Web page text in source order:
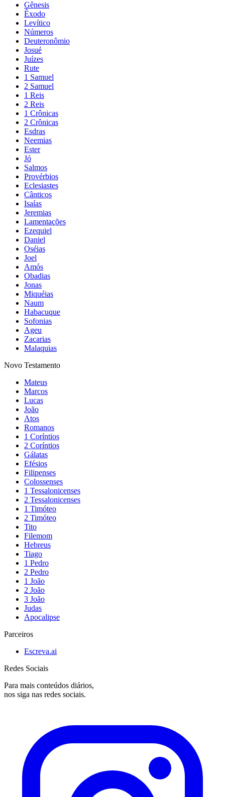
Gênesis
Êxodo
Levítico
Números
Deuteronômio
Josué
Juízes
Rute
1 Samuel
2 Samuel
1 Reis
2 Reis
1 Crônicas
2 Crônicas
Esdras
Neemias
Ester
Jó
Salmos
Provérbios
Eclesiastes
Cânticos
Isaías
Jeremias
Lamentações
Ezequiel
Daniel
Oséias
Joel
Amós
Obadias
Jonas
Miquéias
Naum
Habacuque
Sofonias
Ageu
Zacarias
Malaquias
Novo Testamento
Mateus
Marcos
Lucas
João
Atos
Romanos
1 Coríntios
2 Coríntios
Gálatas
Efésios
Filipenses
Colossenses
1 Tessalonicenses
2 Tessalonicenses
1 Timóteo
2 Timóteo
Tito
Filemom
Hebreus
Tiago
1 Pedro
2 Pedro
1 João
2 João
3 João
Judas
Apocalipse
Parceiros
Escreva.ai
Redes Sociais
Para mais conteúdos diários,
nos siga nas redes sociais.